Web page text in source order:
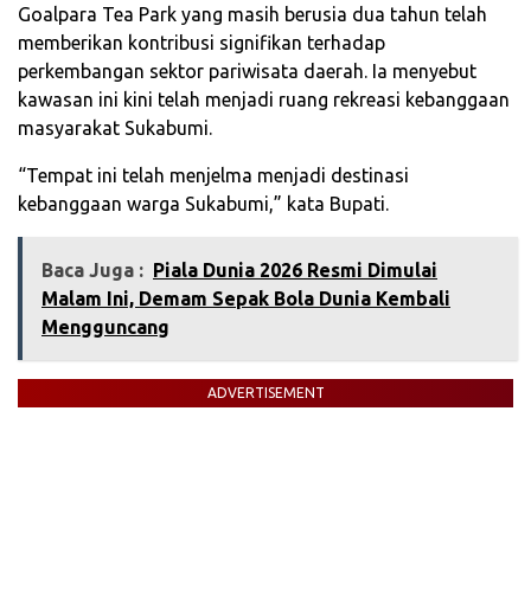
Goalpara Tea Park yang masih berusia dua tahun telah
memberikan kontribusi signifikan terhadap
perkembangan sektor pariwisata daerah. Ia menyebut
kawasan ini kini telah menjadi ruang rekreasi kebanggaan
masyarakat Sukabumi.
“Tempat ini telah menjelma menjadi destinasi
kebanggaan warga Sukabumi,” kata Bupati.
Baca Juga : Piala Dunia 2026 Resmi Dimulai
Malam Ini, Demam Sepak Bola Dunia Kembali
Mengguncang
ADVERTISEMENT